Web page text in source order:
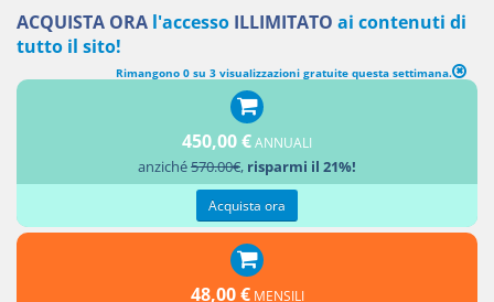
ACQUISTA ORA l'accesso ILLIMITATO ai contenuti di
tutto il sito!
Rimangono 0 su 3 visualizzazioni gratuite questa settimana.
450,00 €ANNUALI
anziché570.00€, risparmi il 21%!
Acquista ora
48,00 € MENSILI